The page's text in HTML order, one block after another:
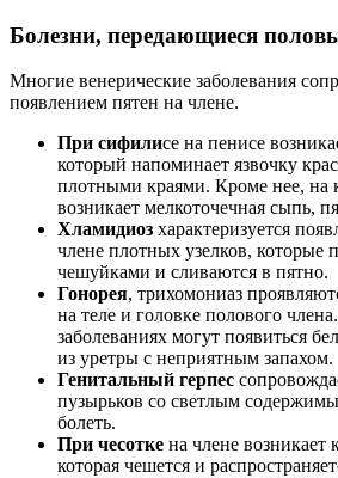
Болезни, передающиеся
Многие венерические заболевания
появлением пятен на члене.
При сифилисе на пенисе
который напоминает язвочку
плотными краями. Кроме нее, на
возникает мелкоточечная сыпь,
Хламидиоз характеризуется
члене плотных узелков, которые
чешуйками и сливаются в пятно.
Гонорея, трихомониаз
на теле и головке полового
заболеваниях могут появиться
из уретры с неприятным запахом.
Генитальный герпес
пузырьков со светлым
болеть.
При чесотке на члене возникает
которая чешется и